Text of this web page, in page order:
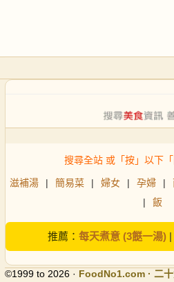
搜尋全站 或「按」以下
滋補湯 | 簡易菜 | 婦女 | 孕婦 |
|
飯
推薦： 每天煮意 (3餸一湯)|
©1999 to 2026 · FoodNo1.com · 二